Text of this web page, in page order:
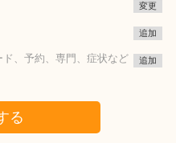
変更
追加
ド、予約、専門、症状など
追加
る